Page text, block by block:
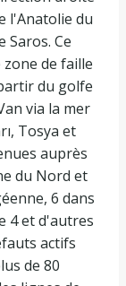
l'Anatolie du
Saros. Ce
de faille
du golfe
via la mer
Tosya et
auprès
du Nord et
6 dans
4 et d'autres
actifs
de 80